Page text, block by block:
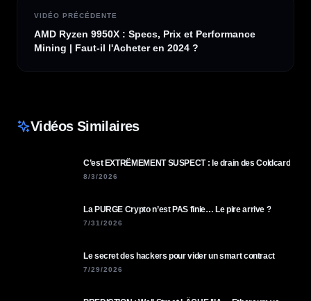
VIDÉO PRÉCÉDENTE
AMD Ryzen 9950X : Specs, Prix et Performance
Mining | Faut-il l'Acheter en 2024 ?
Vidéos Similaires
C’est EXTRÊMEMENT SUSPECT : le drain des Coldcard
8/3/2026
La PURGE Crypto n’est PAS finie… Le pire arrive ?
7/31/2026
Le secret des hackers pour vider un smart contract
7/29/2026